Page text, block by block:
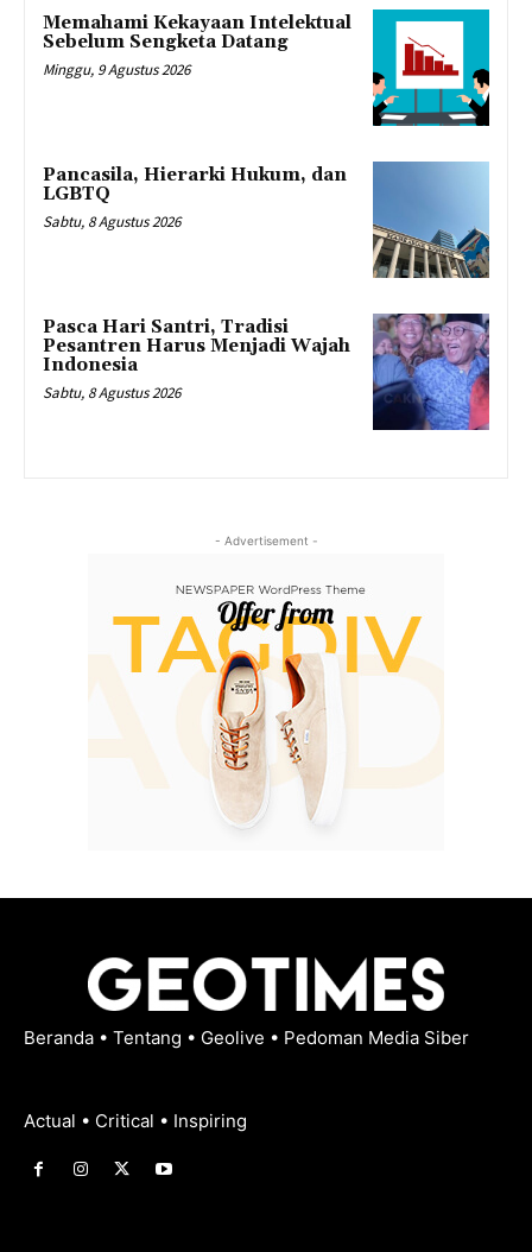
Memahami Kekayaan Intelektual
Sebelum Sengketa Datang
Minggu, 9 Agustus 2026
Pancasila, Hierarki Hukum, dan
LGBTQ
Sabtu, 8 Agustus 2026
Pasca Hari Santri, Tradisi
Pesantren Harus Menjadi Wajah
Indonesia
Sabtu, 8 Agustus 2026
- Advertisement -
Beranda • Tentang • Geolive • Pedoman Media Siber
Actual • Critical • Inspiring